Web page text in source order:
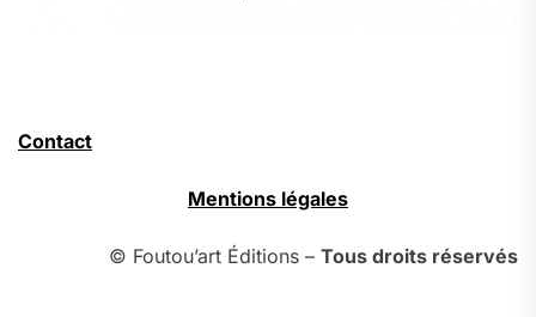
Contact
Mentions légales
© Foutou’art Éditions – Tous droits réservés